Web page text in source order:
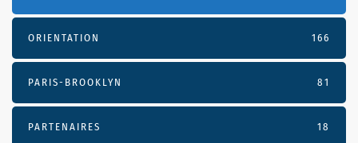
ORIENTATION 166
PARIS-BROOKLYN 81
PARTENAIRES 18